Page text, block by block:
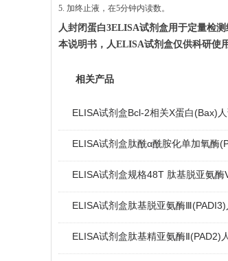
5. 加终止液，在5分钟内读数。
人封闭蛋白3ELISA试剂盒用于定量检
本说明书 ，人ELISA试剂盒仅供科研使
相关产品
ELISA试剂盒Bcl-2相关X蛋白(Bax)
ELISA试剂盒肽酰α酰胺化单加氧酶
ELISA试剂盒规格48T 肽基脱亚氨
ELISA试剂盒肽基脱亚氨酶Ⅲ(PADI3)
ELISA试剂盒肽基精亚氨酶Ⅱ(PAD2)